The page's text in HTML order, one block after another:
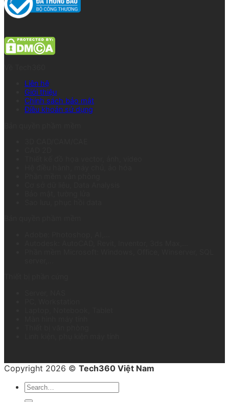
Liên hệ
Giới thiệu
Chính sách bảo mật
Điều khoản sử dụng
Copyright 2026 © Tech360 Việt Nam